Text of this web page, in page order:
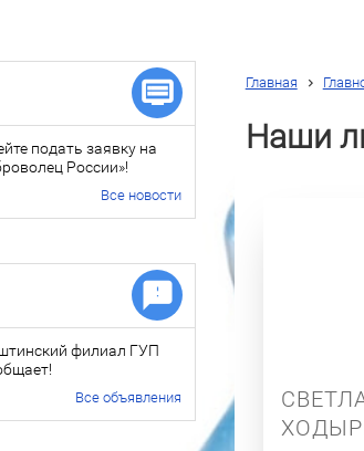
Главная
Наши
подать заявку на
России»!
Все новости
филиал ГУП
Все объявления